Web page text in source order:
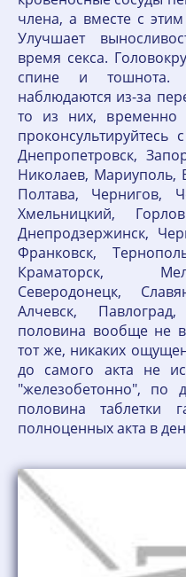
члена, а вместе с
Улучшает
время секса.
спине и тошнота.
наблюдаются из-за
то из них, временно
Днепропетровск,
Николаев, Мариуполь,
Полтава, Чернигов,
Хмельницкий,
Днепродзержинск,
Франковск,
Краматорск,
Северодонецк,
Алчевск,
половина вообще не
тот же, никаких
до самого акта не
"железобетонно", по
половина таблетки
полноценных акта в